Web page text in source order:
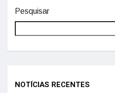
Pesquisar
NOTÍCIAS RECENTES